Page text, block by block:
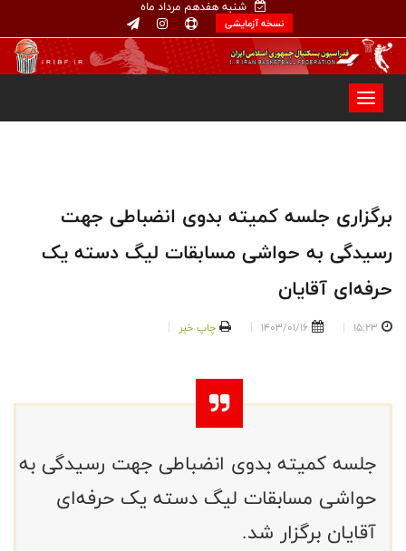
شنبه هفدهم مرداد ماه
نسخه آزمایشی
برگزاری جلسه کمیته بدوی انضباطی جهت
رسیدگی به حواشی مسابقات لیگ دسته یک
حرفه‌ای آقایان
15:23
1403/01/16 چاپ خبر
جلسه کمیته بدوی انضباطی جهت رسیدگی به
حواشی مسابقات لیگ دسته یک حرفه‌ای
آقایان برگزار شد.